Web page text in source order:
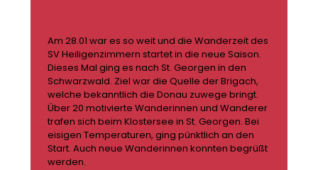
Am 28.01 war es so weit und die Wanderzeit des
SV Heiligenzimmern startet in die neue Saison.
Dieses Mal ging es nach St. Georgen in den
Schwarzwald. Ziel war die Quelle der Brigach,
welche bekanntlich die Donau zuwege bringt.
Über 20 motivierte Wanderinnen und Wanderer
trafen sich beim Klostersee in St. Georgen. Bei
eisigen Temperaturen, ging pünktlich an den
Start. Auch neue Wanderinnen konnten begrüßt
werden.